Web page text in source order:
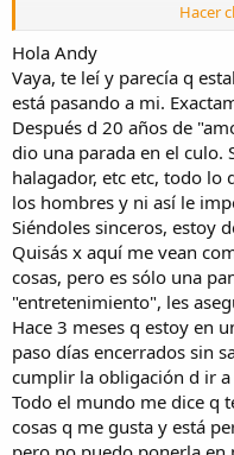
Yo no creo en el amor. Eso
pero que se desvanece. Se
atento, cariñoso, hacer que
se sienta única. Que no le
para mantener la relación.
Como dije. Ya no creo en el
amiga, alguien que me
felicidad, alguien que
alguien así. Que podamos
Con alguien así. Puedo estar
Así que que desde ahora.
mantenerla. No me
la casa. Lo gané quien lo
Intentaré que no le falte de
Bueno. Solo quería
ayuda.
Hacer
Hola Andy
Vaya, te leí y parecía q
está pasando a mi.
Después d 20 años de
dio una parada en el culo.
halagador, etc etc, todo lo
los hombres y ni así le
Siéndoles sinceros, estoy
Quisás x aquí me vean
cosas, pero es sólo una
"entretenimiento", les
Hace 3 meses q estoy en
paso días encerrados sin
cumplir la obligación d ir
Todo el mundo me dice q
cosas q me gusta y está